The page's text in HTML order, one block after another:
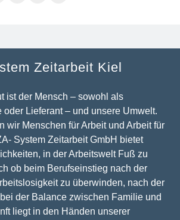
Zeitarbeit Kiel
ist der Mensch – sowohl als
oder Lieferant – und unsere Umwelt.
wir Menschen für Arbeit und Arbeit für
System Zeitarbeit GmbH bietet
in der Arbeitswelt Fuß zu
ob beim Berufseinstieg nach der
zu überwinden, nach der
der Balance zwischen Familie und
liegt in den Händen unserer